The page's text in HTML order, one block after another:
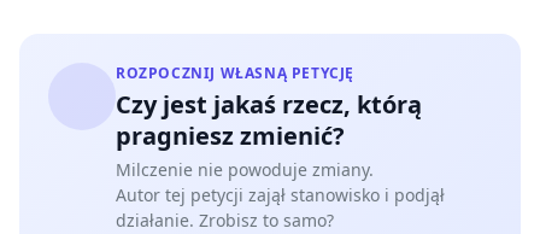
ROZPOCZNIJ WŁASNĄ PETYCJĘ
Czy jest jakaś rzecz, którą
pragniesz zmienić?
Milczenie nie powoduje zmiany.
Autor tej petycji zajął stanowisko i podjął
działanie. Zrobisz to samo?